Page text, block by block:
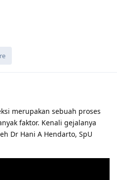
merupakan sebuah proses
faktor. Kenali gejalanya
Dr Hani A Hendarto, SpU